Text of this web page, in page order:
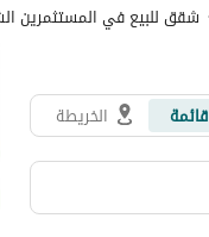
شقق للبيع في المستثمرين
قائمة الخريطة